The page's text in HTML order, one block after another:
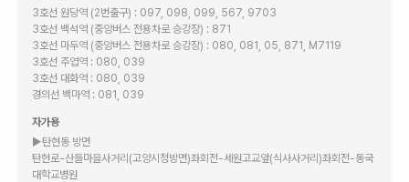
3호선 원당역 (2번출구) : 097, 098, 099, 567, 9703
3호선 백석역 (중앙버스 전용차로 승강장) : 871
3호선 마두역 (중앙버스 전용차로 승강장) : 080, 081, 05, 871, M7119
3호선 주엽역 : 080, 039
3호선 대화역 : 080, 039
경의선 백마역 : 081, 039
자가용
▶탄현동 방면
탄현로-산들마을사거리(고양시청방면)좌회전-세원고교앞(식사사거리)좌회전-동국
대학교병원